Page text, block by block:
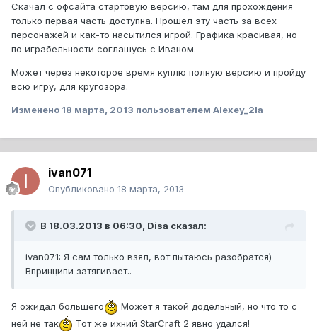
Скачал с офсайта стартовую версию, там для прохождения
только первая часть доступна. Прошел эту часть за всех
персонажей и как-то насытился игрой. Графика красивая, но
по играбельности соглашусь с Иваном.
Может через некоторое время куплю полную версию и пройду
всю игру, для кругозора.
Изменено 18 марта, 2013 пользователем Alexey_2la
ivan071
Опубликовано 18 марта, 2013
В 18.03.2013 в 06:30, Disa сказал:
ivan071: Я сам только взял, вот пытаюсь разобратся)
Впринципи затягивает..
Я ожидал большего
Может я такой додельный, но что то с
ней не так
Тот же ихний StarCraft 2 явно удался!